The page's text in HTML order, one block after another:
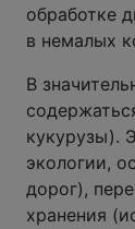
обработке
в немалых
В
кукурузы).
экологии,
дорог),
хранения